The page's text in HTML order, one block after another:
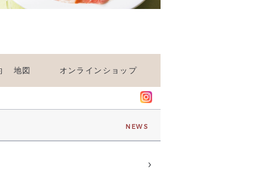
地図 オンラインショップ
NEWS